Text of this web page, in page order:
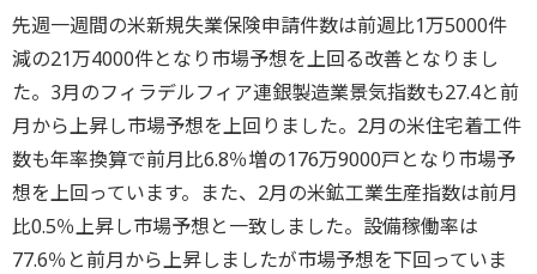
先週一週間の米新規失業保険申請件数は前週比1万5000件
減の21万4000件となり市場予想を上回る改善となりまし
た。3月のフィラデルフィア連銀製造業景気指数も27.4と前
月から上昇し市場予想を上回りました。2月の米住宅着工件
数も年率換算で前月比6.8％増の176万9000戸となり市場予
想を上回っています。また、2月の米鉱工業生産指数は前月
比0.5％上昇し市場予想と一致しました。設備稼働率は
77.6％と前月から上昇しましたが市場予想を下回っていま